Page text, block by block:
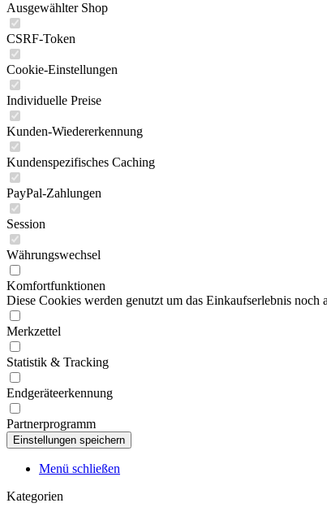
Ausgewählter Shop
CSRF-Token
Cookie-Einstellungen
Individuelle Preise
Kunden-Wiedererkennung
Kundenspezifisches Caching
PayPal-Zahlungen
Session
Währungswechsel
Komfortfunktionen
Diese Cookies werden genutzt um das Einkaufserlebnis noch
Merkzettel
Statistik & Tracking
Endgeräteerkennung
Partnerprogramm
Menü schließen
Kategorien